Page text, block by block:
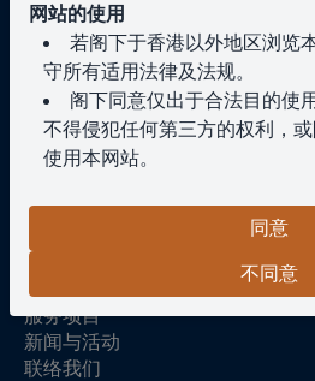
网站的使用
若阁下于香港以外地区浏览
守所有适用法律及法规。
阁下同意仅出于合法目的使
不得侵犯任何第三方的权利，
使用本网站。
下使用本网站之权利，而无需另
信息的准确性
本公司致力确保本网站信息
但是，本公司不保证本网站
品、服务或相关图表（明示或
性、可靠性、适用性或可用性。
同意
不同意
关于我们
服务项目
新闻与活动
联络我们
与我们联系
+852 3504 2769
enquiries@paragoncapital.hk